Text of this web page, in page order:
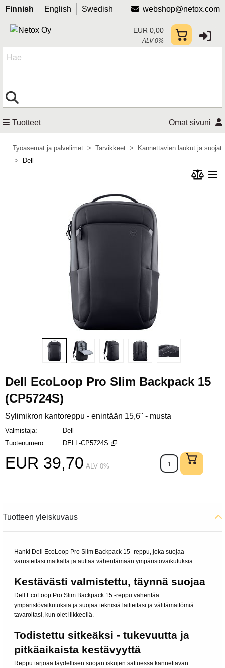
webshop@netox.com
Finnish English Swedish
EUR 0,00
ALV 0%
Hae
Tuotteet Omat sivuni
Työasemat ja palvelimet Tarvikkeet
Kannettavien laukut ja suojat
Dell
Dell EcoLoop Pro Slim Backpack 15
(CP5724S)
Sylimikron kantoreppu - enintään 15,6" - musta
Valmistaja
Dell
Tuotenumero
DELL-CP5724S
EUR 39,70 ALV 0%
Lisää ostoskoriin
Tuotteen yleiskuvaus
Hanki Dell EcoLoop Pro Slim Backpack 15 -reppu, joka suojaa
varusteitasi matkalla ja auttaa vähentämään ympäristövaikutuksia.
Kestävästi valmistettu, täynnä suojaa
Dell EcoLoop Pro Slim Backpack 15 -reppu vähentää
ympäristövaikutuksia ja suojaa teknisiä laitteitasi ja välttämättömiä
tavaroitasi, kun olet liikkeellä.
Todistettu sitkeäksi - tukevuutta ja
pitkäaikaista kestävyyttä
Reppu tarjoaa täydellisen suojan iskujen sattuessa kannettavan